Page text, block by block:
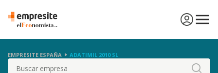
EMPRESITE ESPAÑA ADATIMIL 2010 SL
Buscar